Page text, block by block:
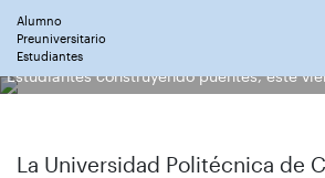
Alumno
Preuniversitario
Estudiantes
Estudiantes construyendo puentes, este
La Universidad Politécnica de